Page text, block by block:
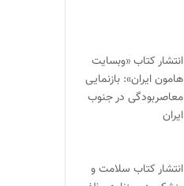
انتشار کتاب «وبسایت
هامون ایران»: بازنمایی
معاصربودگی در جنوب
ایران
انتشار کتاب سلامت و